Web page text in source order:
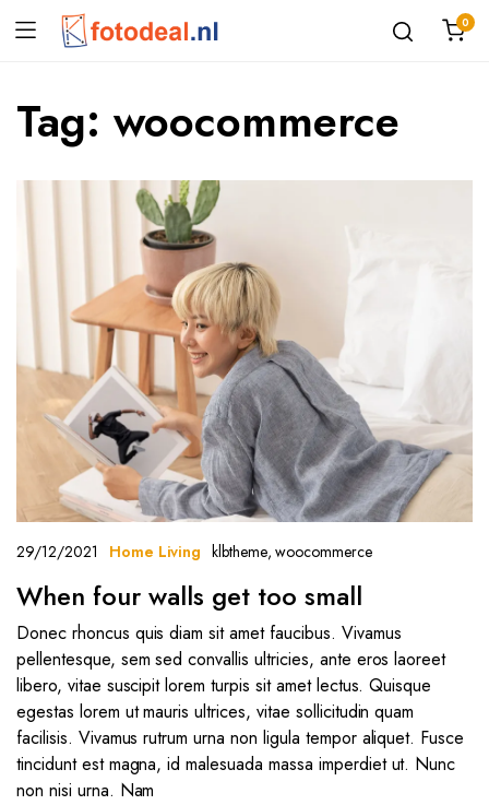
0
Tag: woocommerce
29/12/2021 Home Living klbtheme, woocommerce
When four walls get too small
Donec rhoncus quis diam sit amet faucibus. Vivamus
pellentesque, sem sed convallis ultricies, ante eros laoreet
libero, vitae suscipit lorem turpis sit amet lectus. Quisque
egestas lorem ut mauris ultrices, vitae sollicitudin quam
facilisis. Vivamus rutrum urna non ligula tempor aliquet. Fusce
tincidunt est magna, id malesuada massa imperdiet ut. Nunc
non nisi urna. Nam